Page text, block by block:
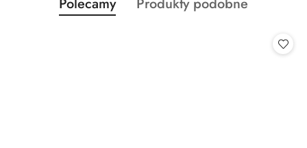
Pomiń karuzelę produktów
o